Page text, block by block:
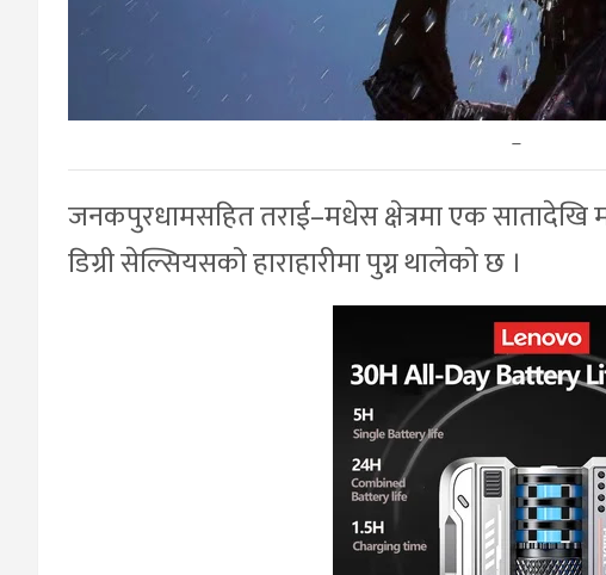
–
जनकपुरधामसहित तराई–मधेस क्षेत्रमा एक सातादेखि
डिग्री सेल्सियसको हाराहारीमा पुग्न थालेको छ ।